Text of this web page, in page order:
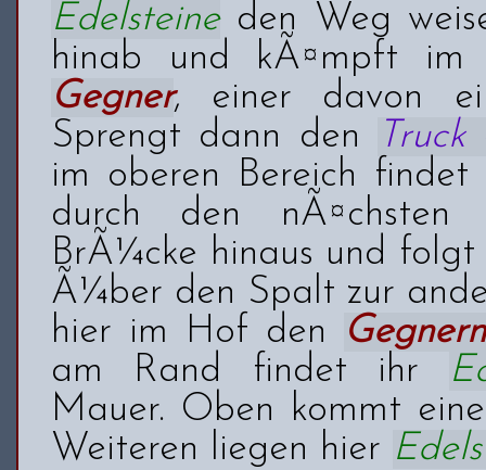
Edelsteineden Weg
hinab und kÃ¤mpft im
Gegner, einer davon
Sprengt dann den
Truck
im oberen Bereich
durch den
BrÃ¼cke hinaus und
Ã¼ber den Spalt zur
hier im Hof den
Gegnern
am Rand findet ihr
Mauer. Oben kommt
Weiteren liegen hier